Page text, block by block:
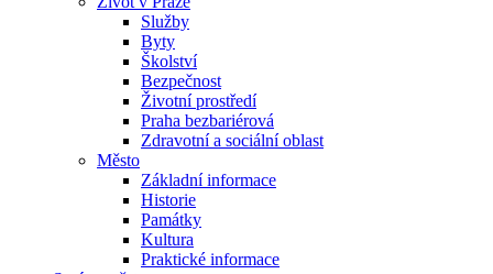
Služby
Byty
Školství
Bezpečnost
Životní prostředí
Praha bezbariérová
Zdravotní a sociální oblast
Město
Základní informace
Historie
Památky
Kultura
Praktické informace